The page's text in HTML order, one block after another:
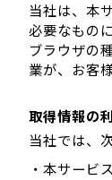
当社は、本
必要なもの
ブラウザの
業が、お客
取得情報の
当社では、
・本サービ